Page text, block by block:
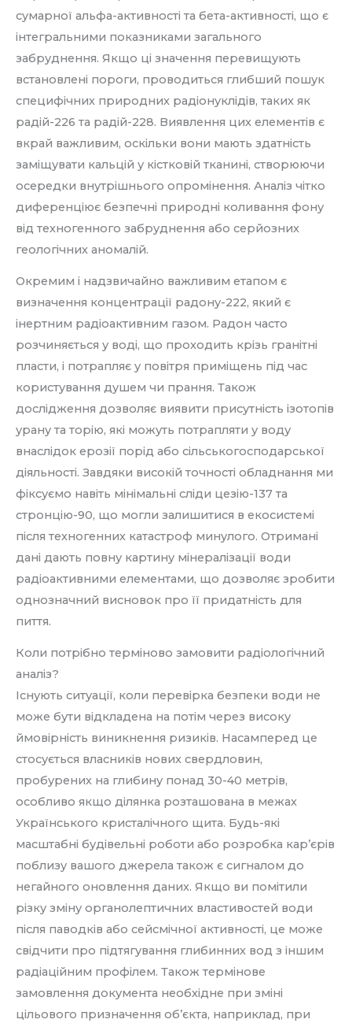
сумарної альфа-активності та бета-активності, що є
інтегральними показниками загального
забруднення. Якщо ці значення перевищують
встановлені пороги, проводиться глибший пошук
специфічних природних радіонуклідів, таких як
радій-226 та радій-228. Виявлення цих елементів є
вкрай важливим, оскільки вони мають здатність
заміщувати кальцій у кістковій тканині, створюючи
осередки внутрішнього опромінення. Аналіз чітко
диференціює безпечні природні коливання фону
від техногенного забруднення або серйозних
геологічних аномалій.
Окремим і надзвичайно важливим етапом є
визначення концентрації радону-222, який є
інертним радіоактивним газом. Радон часто
розчиняється у воді, що проходить крізь гранітні
пласти, і потрапляє у повітря приміщень під час
користування душем чи прання. Також
дослідження дозволяє виявити присутність ізотопів
урану та торію, які можуть потрапляти у воду
внаслідок ерозії порід або сільськогосподарської
діяльності. Завдяки високій точності обладнання ми
фіксуємо навіть мінімальні сліди цезію-137 та
стронцію-90, що могли залишитися в екосистемі
після техногенних катастроф минулого. Отримані
дані дають повну картину мінералізації води
радіоактивними елементами, що дозволяє зробити
однозначний висновок про її придатність для
пиття.
Коли потрібно терміново замовити радіологічний
аналіз?
Існують ситуації, коли перевірка безпеки води не
може бути відкладена на потім через високу
ймовірність виникнення ризиків. Насамперед це
стосується власників нових свердловин,
пробурених на глибину понад 30-40 метрів,
особливо якщо ділянка розташована в межах
Українського кристалічного щита. Будь-які
масштабні будівельні роботи або розробка кар’єрів
поблизу вашого джерела також є сигналом до
негайного оновлення даних. Якщо ви помітили
різку зміну органолептичних властивостей води
після паводків або сейсмічної активності, це може
свідчити про підтягування глибинних вод з іншим
радіаційним профілем. Також термінове
замовлення документа необхідне при зміні
цільового призначення об’єкта, наприклад, при